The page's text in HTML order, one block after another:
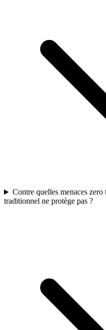
Contre quelles menaces
traditionnel ne protège pas ?